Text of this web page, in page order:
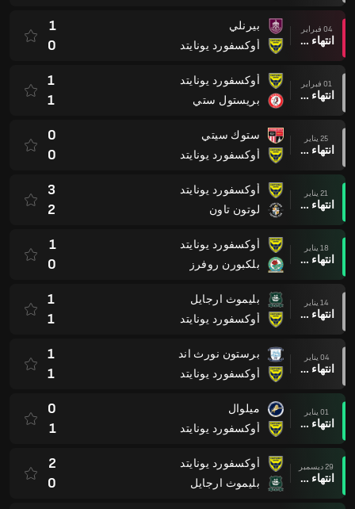
04 فبراير
انتهاء وقت المباراة
بيرنلي
أوكسفورد يونايتد
1
0
01 فبراير
انتهاء وقت المباراة
أوكسفورد يونايتد
بريستول ستي
1
1
25 يناير
انتهاء وقت المباراة
ستوك سيتي
أوكسفورد يونايتد
0
0
21 يناير
انتهاء وقت المباراة
أوكسفورد يونايتد
لوتون تاون
3
2
18 يناير
انتهاء وقت المباراة
أوكسفورد يونايتد
بلكبورن روفرز
1
0
14 يناير
انتهاء وقت المباراة
بليموث ارجايل
أوكسفورد يونايتد
1
1
04 يناير
انتهاء وقت المباراة
برستون نورث اند
أوكسفورد يونايتد
1
1
01 يناير
انتهاء وقت المباراة
ميلوال
أوكسفورد يونايتد
0
1
29 ديسمبر
انتهاء وقت المباراة
أوكسفورد يونايتد
بليموث ارجايل
2
0